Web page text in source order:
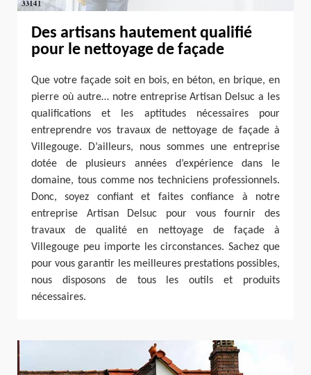
Des artisans hautement qualifié
pour le nettoyage de façade
Que votre façade soit en bois, en béton, en brique, en
pierre où autre… notre entreprise Artisan Delsuc a les
qualifications et les aptitudes nécessaires pour
entreprendre vos travaux de nettoyage de façade à
Villegouge. D’ailleurs, nous sommes une entreprise
dotée de plusieurs années d’expérience dans le
domaine, tous comme nos techniciens professionnels.
Donc, soyez confiant et faites confiance à notre
entreprise Artisan Delsuc pour vous fournir des
travaux de qualité en nettoyage de façade à
Villegouge peu importe les circonstances. Sachez que
pour vous garantir les meilleures prestations possibles,
nous disposons de tous les outils et produits
nécessaires.